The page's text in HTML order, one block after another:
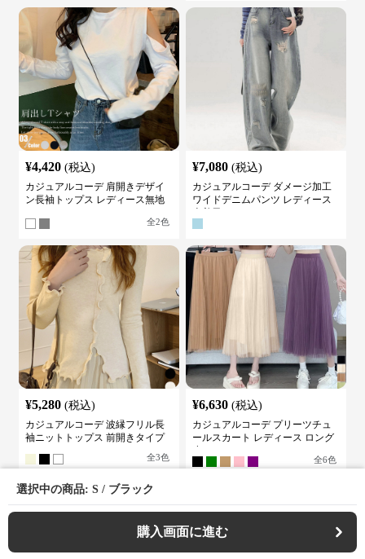
選択中の商品: S / ブラック
購入画面に進む
¥4,420 (税込)
カジュアルコーデ 肩開きデザイ
ン長袖トップス レディース無地
全2色
¥7,080 (税込)
カジュアルコーデ ダメージ加工
ワイドデニムパンツ レディース
¥5,280 (税込)
カジュアルコーデ 波縁フリル長
袖ニットトップス 前開きタイプ
全3色
¥6,630 (税込)
カジュアルコーデ プリーツチュ
ールスカート レディース ロング
全6色
新着アイテムの一覧へ ›